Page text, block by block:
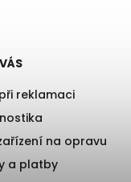
reklamaci
na opravu
a platby